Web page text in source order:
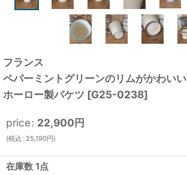
フランス
ペパーミントグリーンのリムがかわいい
ホーロー製バケツ [G25-0238]
price: 22,900円
(税込 : 25,190円)
在庫数 1点